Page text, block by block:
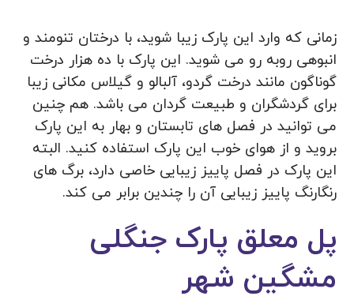
زمانی که وارد این پارک زیبا شوید، با درختان تنومند و
انبوهی روبه رو می شوید. این پارک با ده هزار درخت
گوناگون مانند درخت گردو، آلبالو و گیلاس مکانی زیبا
برای گردشگران و طبیعت گردان می باشد. هم چنین
می توانید در فصل های تابستان و بهار به این پارک
بروید و از هوای خوب این پارک استفاده کنید. البته
این پارک در فصل پاییز زیبایی خاصی دارد، برگ های
رنگارنگ پاییز زیبایی آن را چندین برابر می کند.
پل معلق پارک جنگلی
مشگین شهر